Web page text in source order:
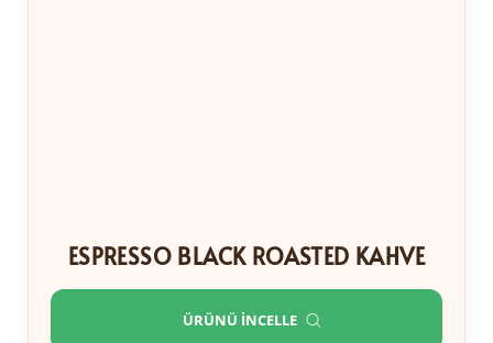
ESPRESSO BLACK ROASTED KAHVE
ÜRÜNÜ İNCELLE